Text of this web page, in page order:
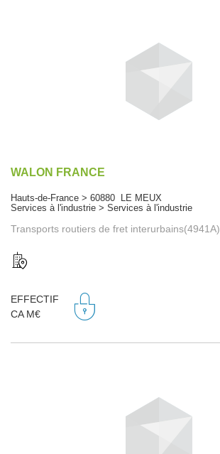
WALON FRANCE
Hauts-de-France > 60880 LE MEUX
Services à l'industrie > Services à l'industrie
Transports routiers de fret interurbains(4941A)
EFFECTIF
CA M€